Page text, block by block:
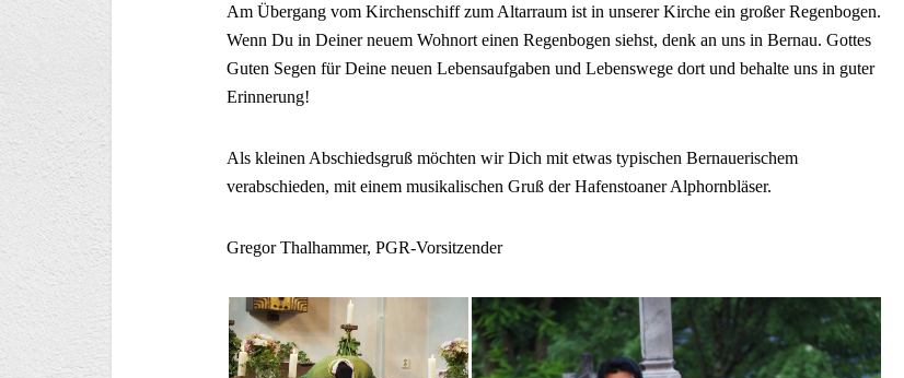
Am Übergang vom Kirchenschiff zum Altarraum ist in unserer Kirche ein großer Regenbogen.
Wenn Du in Deiner neuem Wohnort einen Regenbogen siehst, denk an uns in Bernau. Gottes
Guten Segen für Deine neuen Lebensaufgaben und Lebenswege dort und behalte uns in guter
Erinnerung!
Als kleinen Abschiedsgruß möchten wir Dich mit etwas typischen Bernauerischem
verabschieden, mit einem musikalischen Gruß der Hafenstoaner Alphornbläser.
Gregor Thalhammer, PGR-Vorsitzender